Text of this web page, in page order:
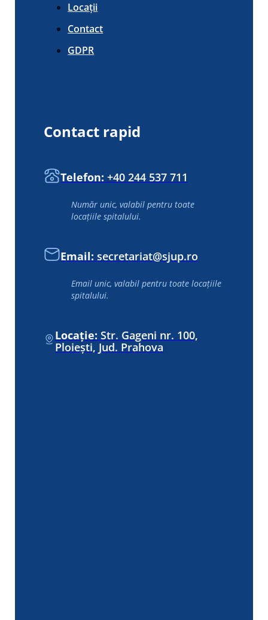
Locații
Contact
GDPR
Contact rapid
Telefon: +40 244 537 711
Număr unic, valabil pentru toate
locațiile spitalului.
Email: secretariat@sjup.ro
Email unic, valabil pentru toate locațiile
spitalului.
Locație: Str. Gageni nr. 100,
Ploiești, Jud. Prahova